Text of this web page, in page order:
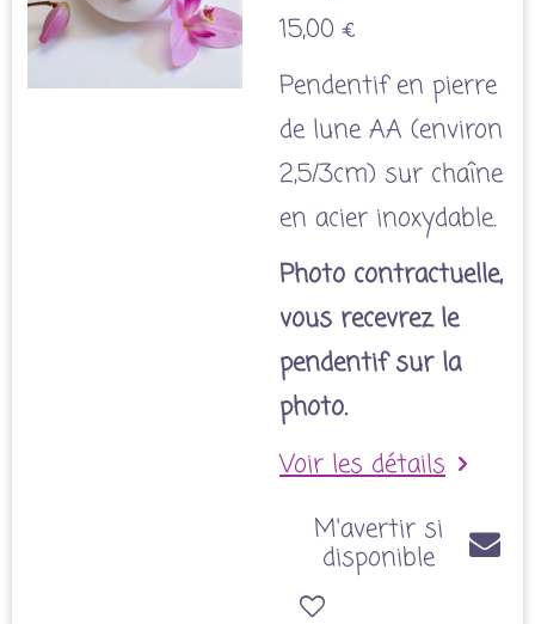
15,00 €
Pendentif en pierre
de lune AA (environ
2,5/3cm) sur chaîne
en acier inoxydable.
Photo contractuelle,
vous recevrez le
pendentif sur la
photo.
Voir les détails
M'avertir si
disponible